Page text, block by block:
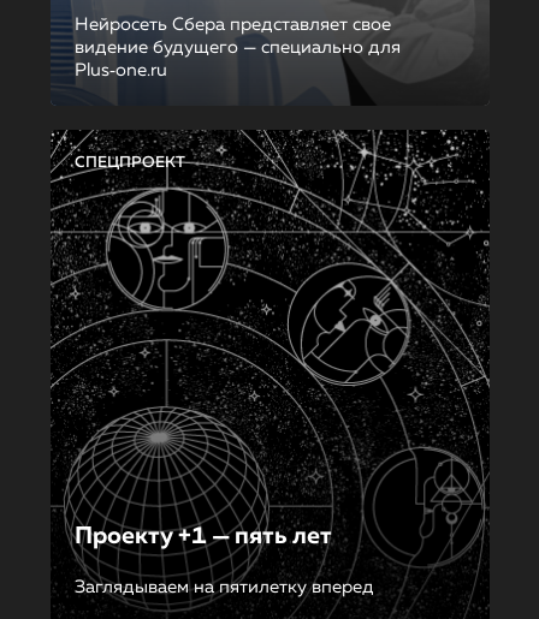
Нейросеть Сбера представляет свое
видение будущего — специально для
Plus‑one.ru
СПЕЦПРОЕКТ
Проекту +1 — пять лет
Заглядываем на пятилетку вперед